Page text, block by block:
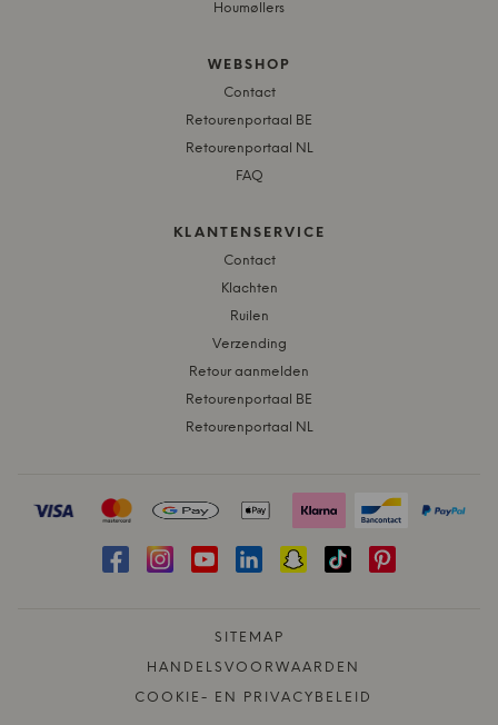
Houmøllers
WEBSHOP
Contact
Retourenportaal BE
Retourenportaal NL
FAQ
KLANTENSERVICE
Contact
Klachten
Ruilen
Verzending
Retour aanmelden
Retourenportaal BE
Retourenportaal NL
SITEMAP
HANDELSVOORWAARDEN
COOKIE- EN PRIVACYBELEID